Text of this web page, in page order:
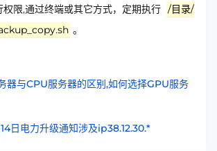
限,通过终端或其它方式，定期执行 /目录/
。
器与CPU服务器的区别,如何选择GPU服务
日电力升级通知涉及ip38.12.30.*